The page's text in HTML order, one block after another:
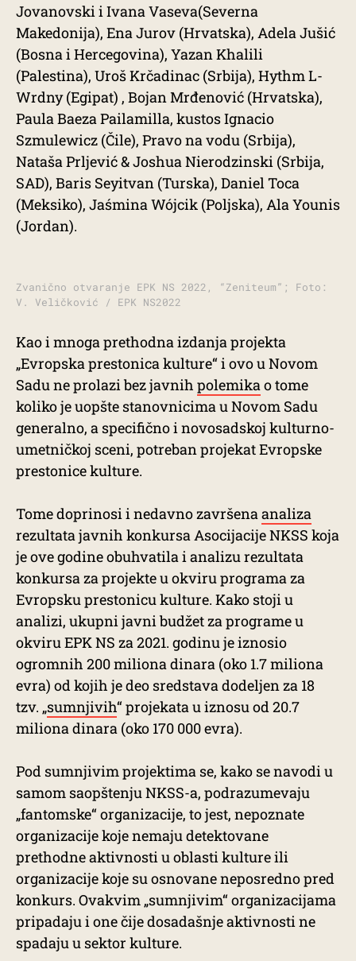
Jovanovski i Ivana Vaseva(Severna
Makedonija), Ena Jurov (Hrvatska), Adela Jušić
(Bosna i Hercegovina), Yazan Khalili
(Palestina), Uroš Krčadinac (Srbija), Hythm L-
Wrdny (Egipat) , Bojan Mrđenović (Hrvatska),
Paula Baeza Pailamilla, kustos Ignacio
Szmulewicz (Čile), Pravo na vodu (Srbija),
Nataša Prljević & Joshua Nierodzinski (Srbija,
SAD), Baris Seyitvan (Turska), Daniel Toca
(Meksiko), Jaśmina Wójcik (Poljska), Ala Younis
(Jordan).
Zvanično otvaranje EPK NS 2022, “Zeniteum”; Foto:
V. Veličković / EPK NS2022
Kao i mnoga prethodna izdanja projekta
„Evropska prestonica kulture“ i ovo u Novom
Sadu ne prolazi bez javnih polemikao tome
koliko je uopšte stanovnicima u Novom Sadu
generalno, a specifično i novosadskoj kulturno-
umetničkoj sceni, potreban projekat Evropske
prestonice kulture.
Tome doprinosi i nedavno završenaanaliza
rezultata javnih konkursa Asocijacije NKSS koja
je ove godine obuhvatila i analizu rezultata
konkursa za projekte u okviru programa za
Evropsku prestonicu kulture. Kako stoji u
analizi, ukupni javni budžet za programe u
okviru EPK NS za 2021. godinu je iznosio
ogromnih 200 miliona dinara (oko 1.7 miliona
evra) od kojih je deo sredstava dodeljen za 18
tzv. „sumnjivih“ projekata u iznosu od 20.7
miliona dinara (oko 170 000 evra).
Pod sumnjivim projektima se, kako se navodi u
samom saopštenju NKSS-a, podrazumevaju
„fantomske“ organizacije, to jest, nepoznate
organizacije koje nemaju detektovane
prethodne aktivnosti u oblasti kulture ili
organizacije koje su osnovane neposredno pred
konkurs. Ovakvim „sumnjivim“ organizacijama
pripadaju i one čije dosadašnje aktivnosti ne
spadaju u sektor kulture.